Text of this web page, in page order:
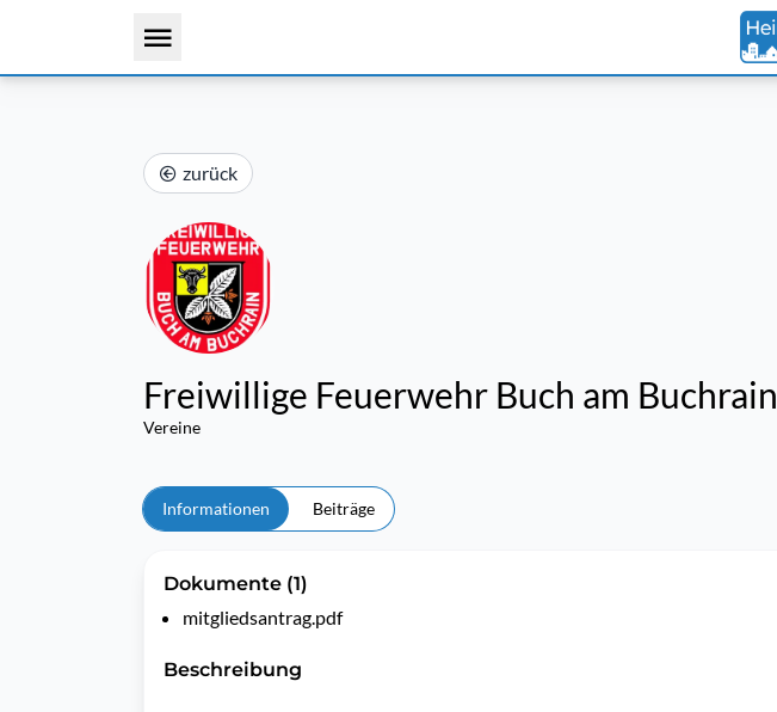
zurück
Freiwillige Feuerwehr Buch am Buchrain
Vereine
Informationen Beiträge
Dokumente (1)
mitgliedsantrag.pdf
Beschreibung